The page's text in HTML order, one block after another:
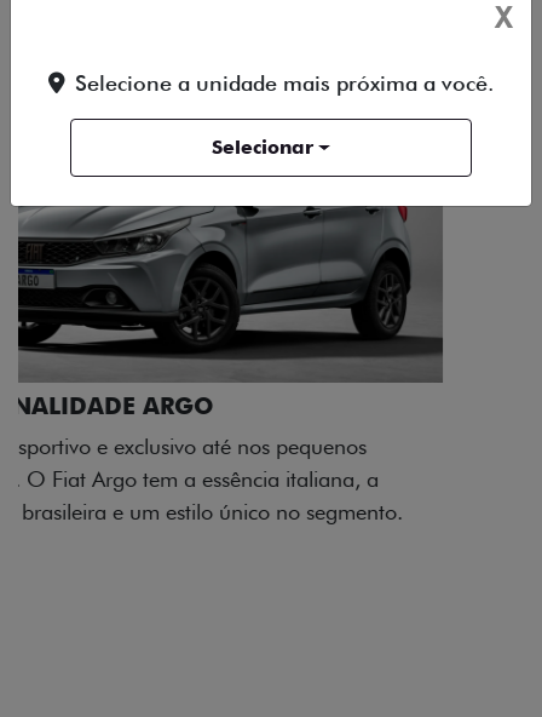
ACABAMENTO E DESIGN INTERNO
A flag italiana e o novo logo Fiat também aparecem
no interior do carro, que possui acabamento
impecável e detalhes escurecidos.
X
Selecione a unidade mais próxima a você.
Selecionar